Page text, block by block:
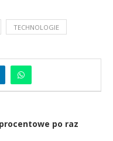
TECHNOLOGIE
po raz